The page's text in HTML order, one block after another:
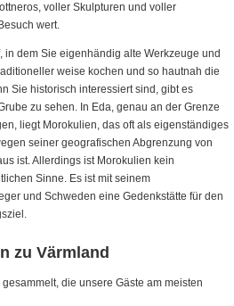
voller Skulpturen und voller
wert.
in dem Sie eigenhändig alte Werkzeuge und
weise kochen und so hautnah die
Sie historisch interessiert sind, gibt es
zu sehen. In Eda, genau an der Grenze
liegt Morokulien, das oft als eigenständiges
seiner geografischen Abgrenzung von
ist. Allerdings ist Morokulien kein
Sinne. Es ist mit seinem
und Schweden eine Gedenkstätte für den
zu Värmland
die unsere Gäste am meisten